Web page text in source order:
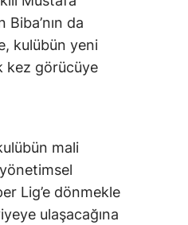
da
kulübün yeni
kez görücüye
mali
yönetimsel
Lig’e dönmekle
ulaşacağına